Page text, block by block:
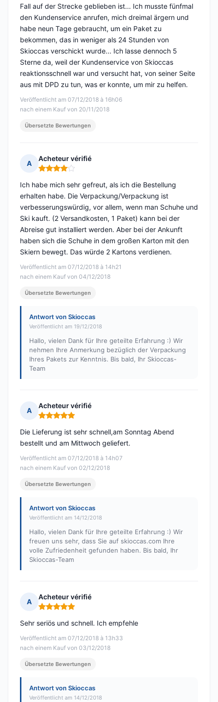
Veröffentlicht am 07/12/2018 à 16h06
nach einem Kauf von 20/11/2018
Fall auf der Strecke geblieben ist... Ich musste fünfmal
den Kundenservice anrufen, mich dreimal ärgern und
habe neun Tage gebraucht, um ein Paket zu
bekommen, das in weniger als 24 Stunden von
Skioccas verschickt wurde... Ich lasse dennoch 5
Sterne da, weil der Kundenservice von Skioccas
reaktionsschnell war und versucht hat, von seiner Seite
aus mit DPD zu tun, was er konnte, um mir zu helfen.
Übersetzte Bewertungen
A
Acheteur vérifié
Hinweis: 4 von 5
Veröffentlicht am 07/12/2018 à 14h21
nach einem Kauf von 04/12/2018
Ich habe mich sehr gefreut, als ich die Bestellung
erhalten habe. Die Verpackung/Verpackung ist
verbesserungswürdig, vor allem, wenn man Schuhe und
Ski kauft. (2 Versandkosten, 1 Paket) kann bei der
Abreise gut installiert werden. Aber bei der Ankunft
haben sich die Schuhe in dem großen Karton mit den
Skiern bewegt. Das würde 2 Kartons verdienen.
Übersetzte Bewertungen
Antwort von Skioccas
Veröffentlicht am 19/12/2018
Hallo, vielen Dank für Ihre geteilte Erfahrung :) Wir
nehmen Ihre Anmerkung bezüglich der Verpackung
Ihres Pakets zur Kenntnis. Bis bald, Ihr Skioccas-
Team
A
Acheteur vérifié
Hinweis: 5 von 5
Veröffentlicht am 07/12/2018 à 14h07
nach einem Kauf von 02/12/2018
Die Lieferung ist sehr schnell,am Sonntag Abend
bestellt und am Mittwoch geliefert.
Übersetzte Bewertungen
Antwort von Skioccas
Veröffentlicht am 14/12/2018
Hallo, vielen Dank für Ihre geteilte Erfahrung :) Wir
freuen uns sehr, dass Sie auf skioccas.com Ihre
volle Zufriedenheit gefunden haben. Bis bald, Ihr
Skioccas-Team
A
Acheteur vérifié
Hinweis: 5 von 5
Veröffentlicht am 07/12/2018 à 13h33
nach einem Kauf von 03/12/2018
Sehr seriös und schnell. Ich empfehle
Übersetzte Bewertungen
Antwort von Skioccas
Veröffentlicht am 14/12/2018